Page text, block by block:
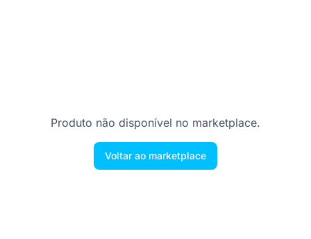
Produto não disponível no marketplace.
Voltar ao marketplace